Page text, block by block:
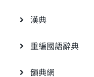
漢典
重編國語辭典
韻典網